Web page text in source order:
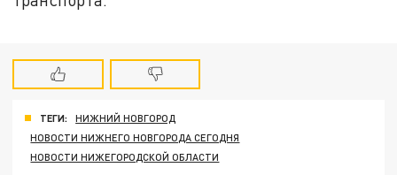
ТЕГИ:
НИЖНИЙ НОВГОРОД
НОВОСТИ НИЖНЕГО НОВГОРОДА СЕГОДНЯ
НОВОСТИ НИЖЕГОРОДСКОЙ ОБЛАСТИ